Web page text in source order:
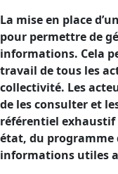
La mise en place
pour permettre de
informations. Cela
travail de tous les
collectivité. Les
de les consulter et
référentiel exhaustif
état, du programme
informations utiles